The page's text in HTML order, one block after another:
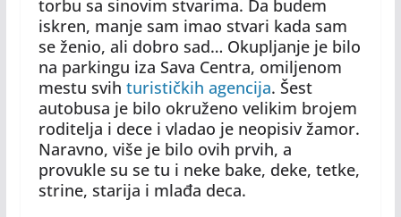
torbu sa sinovim stvarima. Da budem
iskren, manje sam imao stvari kada sam
se ženio, ali dobro sad… Okupljanje je bilo
na parkingu iza Sava Centra, omiljenom
mestu svih turističkih agencija. Šest
autobusa je bilo okruženo velikim brojem
roditelja i dece i vladao je neopisiv žamor.
Naravno, više je bilo ovih prvih, a
provukle su se tu i neke bake, deke, tetke,
strine, starija i mlađa deca.